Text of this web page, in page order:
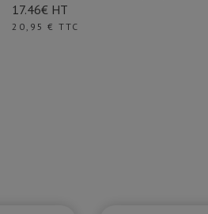
17.46€ HT
Prix
20,95 € TTC